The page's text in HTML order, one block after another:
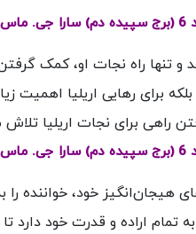
و تنها راه نجات او، کمک
برای رهایی اریلیا اهمیت
راهی برای نجات اریلیا
هیجان‌انگیز خود، خواننده
اراده و قدرت خود دارد